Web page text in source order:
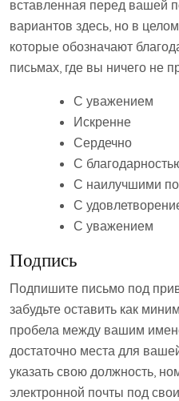
вставленная перед вашей
вариантов здесь, но в
которые обозначают
письмах, где вы ничего не
С уважением
Искренне
Сердечно
С
С наилучшими
С
С уважением
Подпись
Подпишите письмо под
забудьте оставить как
пробела между вашим
достаточно места для
указать свою должность,
электронной почты под